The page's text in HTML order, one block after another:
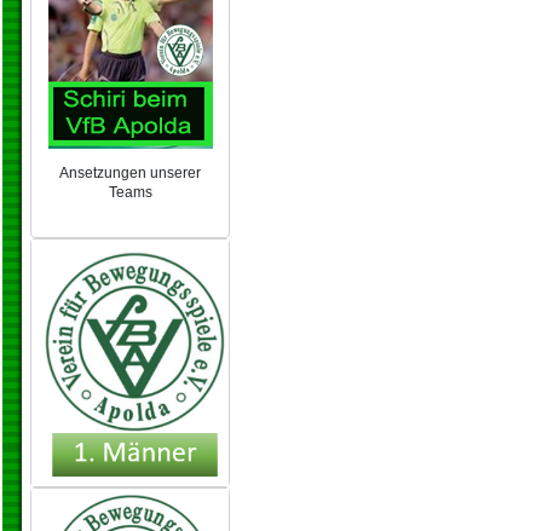
Ansetzungen unserer
Teams